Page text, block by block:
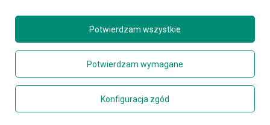
Copyright © 2026 delcaso.pl. Wszelkie prawa zastrzeżone.
Polityka prywatności
Zarządzaj plikami cookie
Regulamin
Potwierdzam wymagane
Konfiguracja zgód
Potwierdzam wszystkie